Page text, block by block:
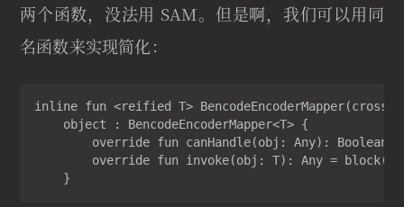
两个函数，没法用 SAM。但是啊，我们可以用同
名函数来实现简化：
inline fun <reified T>
    object : BencodeEncoderMapper<T> {
override fun canHandle(obj: Any): Boolean
override fun invoke(obj: T): Any =
    }